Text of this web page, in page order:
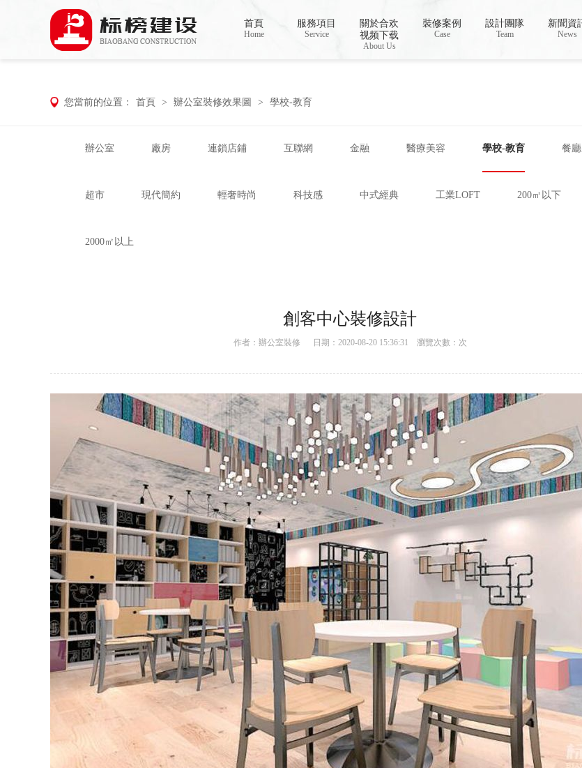
合欢视频下载,合欢视频污污污,合欢视频APP下载汅,合欢视频免费在线观看
首頁
Home
服務項目
Service
關於合欢
视频下载
About Us
裝修案例
Case
設計團隊
Team
新聞資
News
您當前的位置： 首頁 > 辦公室裝修效果圖 > 學校-教育
辦公室 廠房 連鎖店鋪 互聯網 金融 醫療美容 學校-教育 餐
超市 現代簡約 輕奢時尚 科技感 中式經典 工業LOFT 200㎡以下
2000㎡以上
創客中心裝修設計
作者： 辦公室裝修 日期：2020-08-20 15:36:31 瀏覽次數： 次